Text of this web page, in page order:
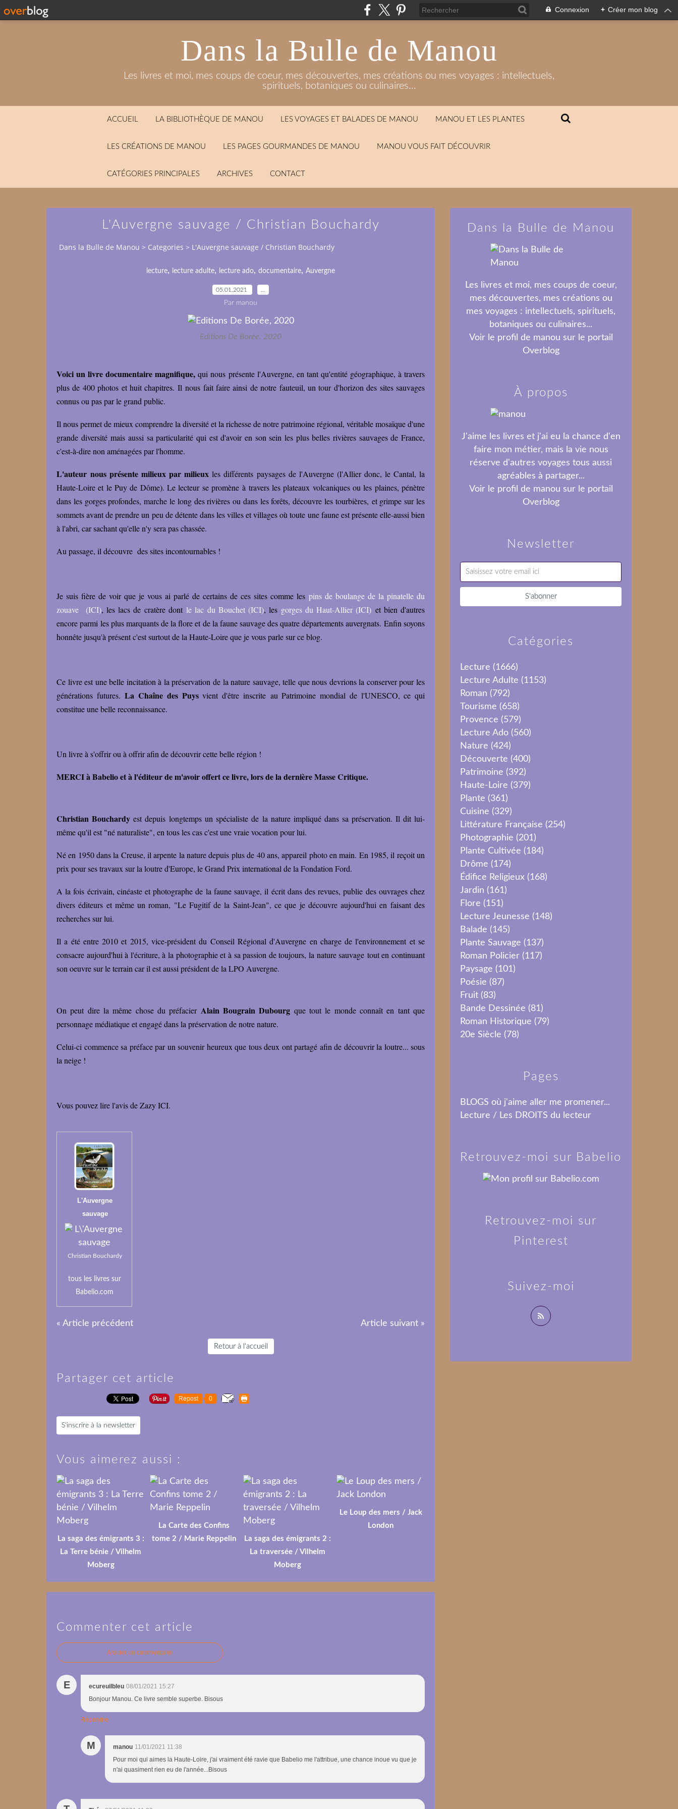
Connexion + Créer mon blog
Dans la Bulle de Manou
Les livres et moi, mes coups de coeur, mes découvertes, mes créations ou mes voyages : intellectuels,
spirituels, botaniques ou culinaires...
ACCUEIL LA BIBLIOTHÈQUE DE MANOU LES VOYAGES ET BALADES DE MANOU MANOU ET LES PLANTES
LES CRÉATIONS DE MANOU LES PAGES GOURMANDES DE MANOU MANOU VOUS FAIT DÉCOUVRIR
CATÉGORIES PRINCIPALES ARCHIVES CONTACT
L'Auvergne sauvage / Christian Bouchardy
Dans la Bulle de Manou > Categories > L'Auvergne sauvage / Christian Bouchardy
lecture, lecture adulte, lecture ado, documentaire, Auvergne
05.01.2021
Par manou
Editions De Borée, 2020
Voici un livre documentaire magnifique, qui nous présente l'Auvergne, en tant qu'entité géographique, à travers
plus de 400 photos et huit chapitres. Il nous fait faire ainsi de notre fauteuil, un tour d'horizon des sites sauvages
connus ou pas par le grand public.
Il nous permet de mieux comprendre la diversité et la richesse de notre patrimoine régional, véritable mosaïque d'une
grande diversité mais aussi sa particularité qui est d'avoir en son sein les plus belles rivières sauvages de France,
c'est-à-dire non aménagées par l'homme.
L'auteur nous présente milieux par milieux les différents paysages de l'Auvergne (l'Allier donc, le Cantal, la
Haute-Loire et le Puy de Dôme). Le lecteur se promène à travers les plateaux volcaniques ou les plaines, pénètre
dans les gorges profondes, marche le long des rivières ou dans les forêts, découvre les tourbières, et grimpe sur les
sommets avant de prendre un peu de détente dans les villes et villages où toute une faune est présente elle-aussi bien
à l'abri, car sachant qu'elle n'y sera pas chassée.
Au passage, il découvre des sites incontournables !
Je suis fière de voir que je vous ai parlé de certains de ces sites comme les pins de boulange de la pinatelle du
zouave (ICI), les lacs de cratère dont le lac du Bouchet (ICI), les gorges du Haut-Allier (ICI) et bien d'autres
encore parmi les plus marquants de la flore et de la faune sauvage des quatre départements auvergnats. Enfin soyons
honnête jusqu'à présent c'est surtout de la Haute-Loire que je vous parle sur ce blog.
Ce livre est une belle incitation à la préservation de la nature sauvage, telle que nous devrions la conserver pour les
générations futures.La Chaîne des Puysvient d'être inscrite au Patrimoine mondial de l'UNESCO, ce qui
constitue une belle reconnaissance.
Un livre à s'offrir ou à offrir afin de découvrir cette belle région !
MERCI à Babelio et à l'éditeur de m'avoir offert ce livre, lors de la dernière Masse Critique.
Christian Bouchardyest depuis longtemps un spécialiste de la nature impliqué dans sa préservation. Il dit lui-
même qu'il est "né naturaliste", en tous les cas c'est une vraie vocation pour lui.
Né en 1950 dans la Creuse, il arpente la nature depuis plus de 40 ans, appareil photo en main. En 1985, il reçoit un
prix pour ses travaux sur la loutre d'Europe, le Grand Prix international de la Fondation Ford.
A la fois écrivain, cinéaste et photographe de la faune sauvage, il écrit dans des revues, publie des ouvrages chez
divers éditeurs et même un roman, "Le Fugitif de la Saint-Jean", ce que je découvre aujourd'hui en faisant des
recherches sur lui.
Il a été entre 2010 et 2015, vice-président du Conseil Régional d'Auvergne en charge de l'environnement et se
consacre aujourd'hui à l'écriture, à la photographie et à sa passion de toujours, la nature sauvage tout en continuant
son oeuvre sur le terrain car il est aussi président de la LPO Auvergne.
On peut dire la même chose du préfacier Alain Bougrain Dubourg que tout le monde connaît en tant que
personnage médiatique et engagé dans la préservation de notre nature.
Celui-ci commence sa préface par un souvenir heureux que tous deux ont partagé afin de découvrir la loutre... sous
la neige !
Vous pouvez lirel'avis de Zazy ICI.
L'Auvergne
sauvage
Christian Bouchardy
tous les livressur
Babelio.com
« Article précédent Article suivant »
Retour à l'accueil
Partager cet article
Repost 0
S'inscrire à la newsletter
Vous aimerez aussi :
La saga des émigrants 3 :
La Terre bénie / Vilhelm
Moberg
La Carte des Confins
tome 2 / Marie Reppelin
La saga des émigrants 2 :
La traversée / Vilhelm
Moberg
Le Loup des mers / Jack
London
Commenter cet article
Ajouter un commentaire
E ecureuilbleu 08/01/2021 15:27
Bonjour Manou. Ce livre semble superbe. Bisous
Répondre
M manou 11/01/2021 11:38
Pour moi qui aimes la Haute-Loire, j'ai vraiment été ravie que Babelio me l'attribue, une chance inoue vu que je
n'ai quasiment rien eu de l'année...Bisous
Newsletter
Catégories
Lecture (1666)
Lecture Adulte (1153)
Roman (792)
Tourisme (658)
Provence (579)
Lecture Ado (560)
Nature (424)
Découverte (400)
Patrimoine (392)
Haute-Loire (379)
Plante (361)
Cuisine (329)
Littérature Française (254)
Photographie (201)
Plante Cultivée (184)
Drôme (174)
Édifice Religieux (168)
Jardin (161)
Flore (151)
Lecture Jeunesse (148)
Balade (145)
Plante Sauvage (137)
Roman Policier (117)
Paysage (101)
Poésie (87)
Fruit (83)
Bande Dessinée (81)
Roman Historique (79)
20e Siècle (78)
Pages
BLOGS où j'aime aller me promener...
Lecture / Les DROITS du lecteur
Dans la Bulle de Manou
Les livres et moi, mes coups de coeur,
mes découvertes, mes créations ou
mes voyages : intellectuels, spirituels,
botaniques ou culinaires...
Voir le profil de manou sur le portail
Overblog
Suivez-moi
À propos
J'aime les livres et j'ai eu la chance d'en
faire mon métier, mais la vie nous
réserve d'autres voyages tous aussi
agréables à partager...
Voir le profil de manou sur le portail
Overblog
Retrouvez-moi sur Babelio
Retrouvez-moi sur
Pinterest